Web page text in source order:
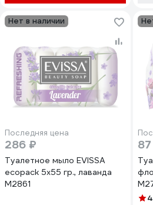
Нет в наличии
Последняя цена
286 ₽
Туалетное мыло EVISSА
ecopack 5x55 гр., лаванда
М2861